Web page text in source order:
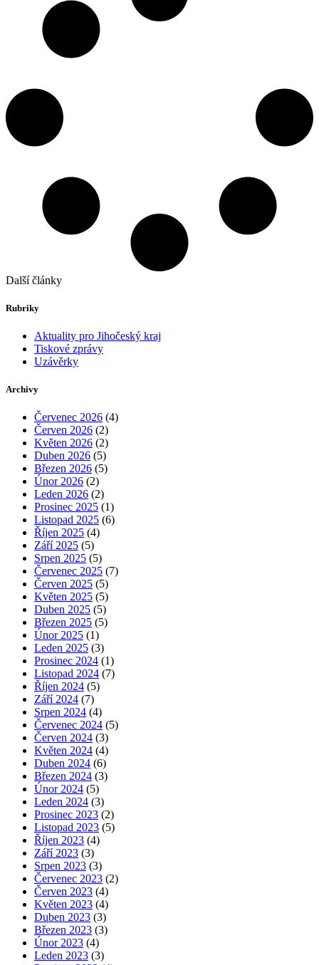
Další články
Rubriky
Aktuality pro Jihočeský kraj
Tiskové zprávy
Uzávěrky
Archivy
Červenec 2026 (4)
Červen 2026 (2)
Květen 2026 (2)
Duben 2026 (5)
Březen 2026 (5)
Únor 2026 (2)
Leden 2026 (2)
Prosinec 2025 (1)
Listopad 2025 (6)
Říjen 2025 (4)
Září 2025 (5)
Srpen 2025 (5)
Červenec 2025 (7)
Červen 2025 (5)
Květen 2025 (5)
Duben 2025 (5)
Březen 2025 (5)
Únor 2025 (1)
Leden 2025 (3)
Prosinec 2024 (1)
Listopad 2024 (7)
Říjen 2024 (5)
Září 2024 (7)
Srpen 2024 (4)
Červenec 2024 (5)
Červen 2024 (3)
Květen 2024 (4)
Duben 2024 (6)
Březen 2024 (3)
Únor 2024 (5)
Leden 2024 (3)
Prosinec 2023 (2)
Listopad 2023 (5)
Říjen 2023 (4)
Září 2023 (3)
Srpen 2023 (3)
Červenec 2023 (2)
Červen 2023 (4)
Květen 2023 (4)
Duben 2023 (3)
Březen 2023 (3)
Únor 2023 (4)
Leden 2023 (3)